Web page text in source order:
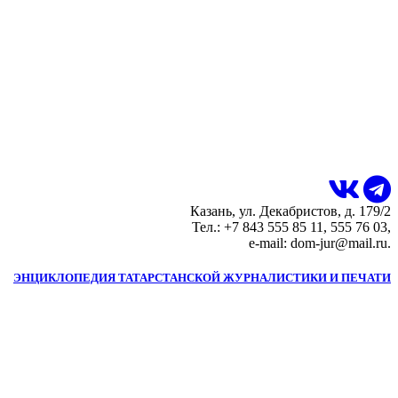
Казань, ул. Декабристов, д. 179/2
Тел.: +7 843 555 85 11, 555 76 03,
e-mail: dom-jur@mail.ru.
ЭНЦИКЛОПЕДИЯ ТАТАРСТАНСКОЙ ЖУРНАЛИСТИКИ И ПЕЧАТИ